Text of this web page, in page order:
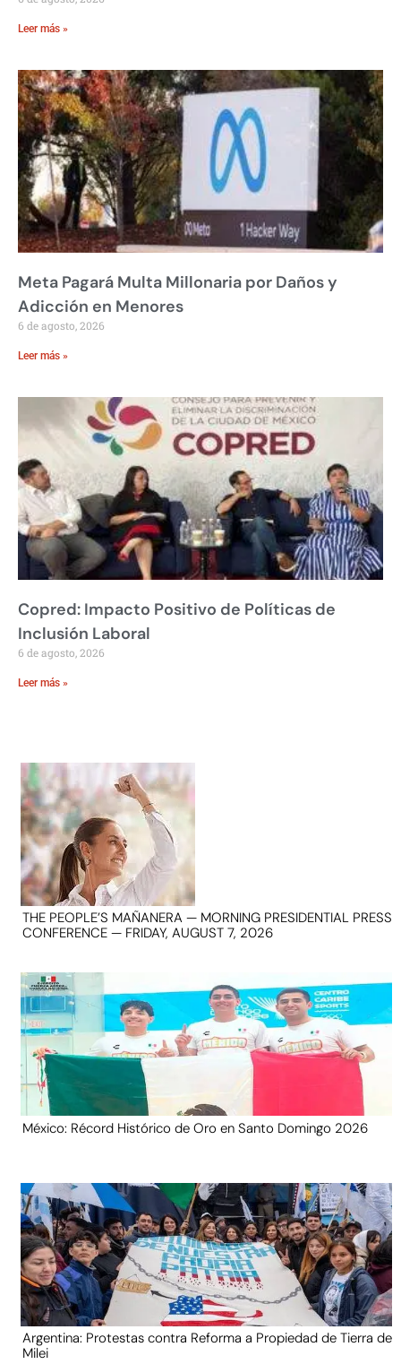
Leer más »
Meta Pagará Multa Millonaria por Daños y
Adicción en Menores
6 de agosto, 2026
Leer más »
Copred: Impacto Positivo de Políticas de
Inclusión Laboral
6 de agosto, 2026
Leer más »
THE PEOPLE’S MAÑANERA — MORNING PRESIDENTIAL PRESS
CONFERENCE — FRIDAY, AUGUST 7, 2026
México: Récord Histórico de Oro en Santo Domingo 2026
Argentina: Protestas contra Reforma a Propiedad de Tierra de
Milei